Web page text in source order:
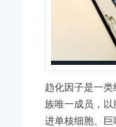
趋化因子是一
族唯一成员， 以
进单核细胞、